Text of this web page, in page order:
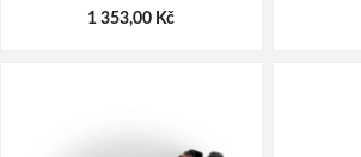
1 353,00 Kč